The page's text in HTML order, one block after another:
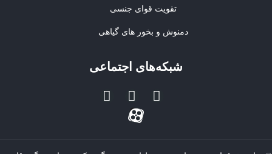
تقویت قوای جنسی
دمنوش و بخور های گیاهی
شبکه‌های اجتماعی